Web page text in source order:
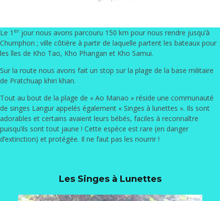
Le 1 erjour nous avons parcouru 150 km pour nous rendre jusqu’à
Chumphon ; ville côtière à partir de laquelle partent les bateaux pour
les îles de Kho Tao, Kho Phangan et Kho Samui.
Sur la route nous avons fait un stop sur la plage de la base militaire
de Pratchuap khiri khan.
Tout au bout de la plage de « Ao Manao » réside une communauté
de singes Langur appelés également « Singes à lunettes ». Ils sont
adorables et certains avaient leurs bébés, faciles à reconnaître
puisqu’ils sont tout jaune ! Cette espèce est rare (en danger
d’extinction) et protégée. Il ne faut pas les nourrir !
Les Singes à Lunettes